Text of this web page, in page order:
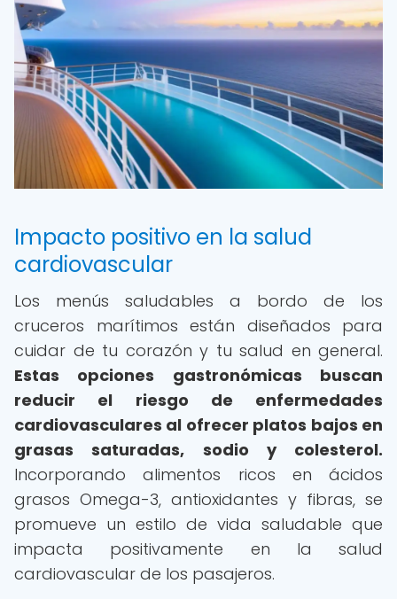
Impacto positivo en la salud
cardiovascular
Los menús saludables a bordo de los
cruceros marítimos están diseñados para
cuidar de tu corazón y tu salud en general.
Estas opciones gastronómicas buscan
reducir el riesgo de enfermedades
cardiovasculares al ofrecer platos bajos en
grasas saturadas, sodio y colesterol.
Incorporando alimentos ricos en ácidos
grasos Omega-3, antioxidantes y fibras, se
promueve un estilo de vida saludable que
impacta positivamente en la salud
cardiovascular de los pasajeros.